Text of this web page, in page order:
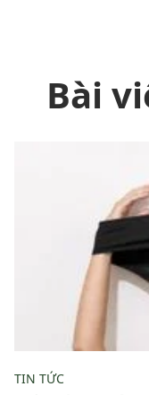
Bài
TIN TỨC